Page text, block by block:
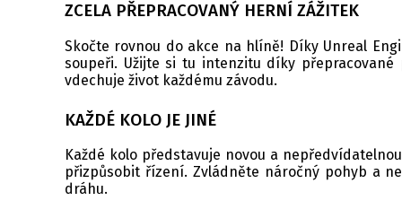
ZCELA PŘEPRACOVANÝ HERNÍ ZÁŽITEK
Skočte rovnou do akce na hlíně! Díky Unreal
soupeři. Užijte si tu intenzitu díky
vdechuje život každému závodu.
KAŽDÉ KOLO JE JINÉ
Každé kolo představuje novou a
přizpůsobit řízení. Zvládněte náročný pohyb a
dráhu.